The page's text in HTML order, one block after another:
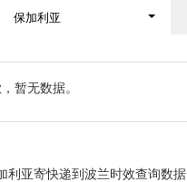
保加利亚
暂无数据。
利亚寄快递到波兰时效查询数据